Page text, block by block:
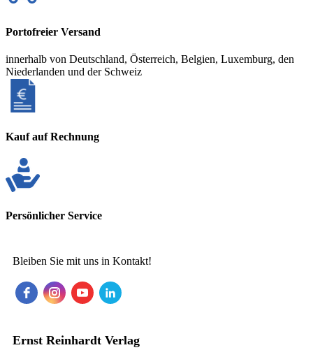
Portofreier Versand
innerhalb von Deutschland, Österreich, Belgien, Luxemburg, den
Niederlanden und der Schweiz
Kauf auf Rechnung
Persönlicher Service
Bleiben Sie mit uns in Kontakt!
Ernst Reinhardt Verlag